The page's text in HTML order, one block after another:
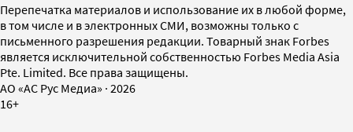
Перепечатка материалов и использование их в любой форме,
в том числе и в электронных СМИ, возможны только с
письменного разрешения редакции. Товарный знак Forbes
является исключительной собственностью Forbes Media Asia
Pte. Limited. Все права защищены.
AO «АС Рус Медиа» · 2026
16+